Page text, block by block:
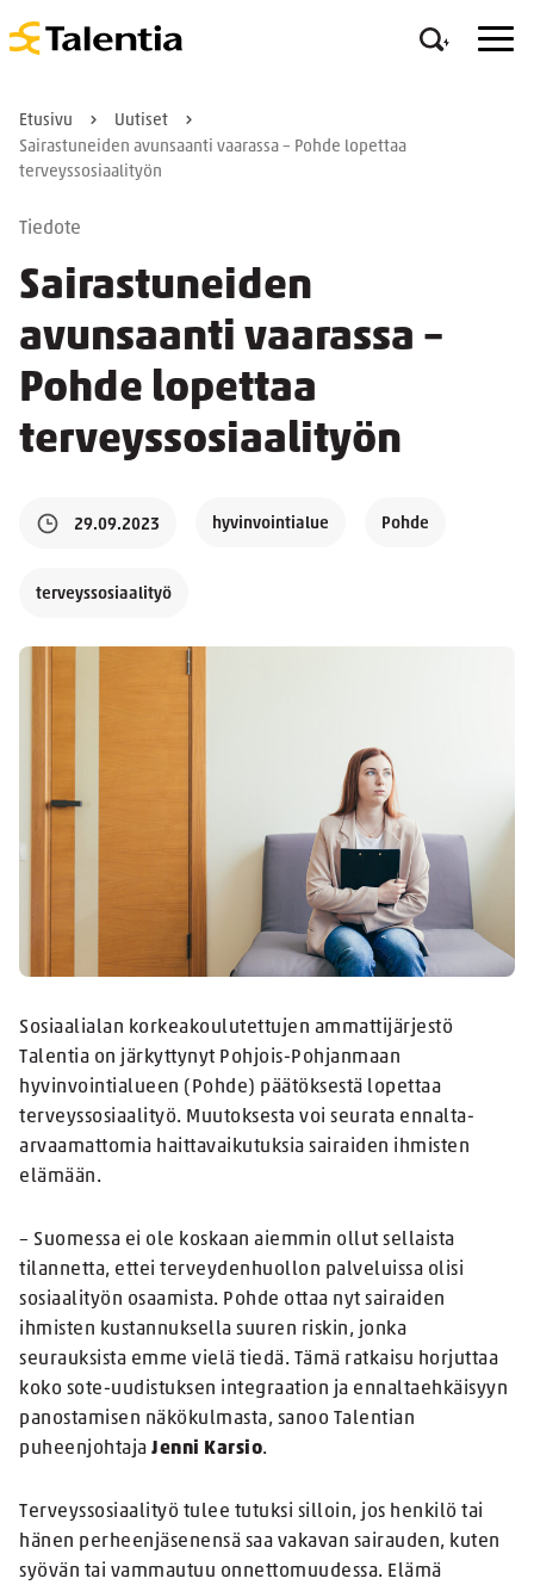
Etusivu
Uutiset
Sairastuneiden avunsaanti vaarassa – Pohde lopettaa
terveyssosiaalityön
Tiedote
Sairastuneiden
avunsaanti vaarassa –
Pohde lopettaa
terveyssosiaalityön
29.09.2023 hyvinvointialue Pohde
terveyssosiaalityö
Sosiaalialan korkeakoulutettujen ammattijärjestö
Talentia on järkyttynyt Pohjois-Pohjanmaan
hyvinvointialueen (Pohde) päätöksestä lopettaa
terveyssosiaalityö. Muutoksesta voi seurata ennalta-
arvaamattomia haittavaikutuksia sairaiden ihmisten
elämään.
– Suomessa ei ole koskaan aiemmin ollut sellaista
tilannetta, ettei terveydenhuollon palveluissa olisi
sosiaalityön osaamista. Pohde ottaa nyt sairaiden
ihmisten kustannuksella suuren riskin, jonka
seurauksista emme vielä tiedä. Tämä ratkaisu horjuttaa
koko sote-uudistuksen integraation ja ennaltaehkäisyyn
panostamisen näkökulmasta, sanoo Talentian
puheenjohtaja Jenni Karsio.
Terveyssosiaalityö tulee tutuksi silloin, jos henkilö tai
hänen perheenjäsenensä saa vakavan sairauden, kuten
syövän tai vammautuu onnettomuudessa. Elämä